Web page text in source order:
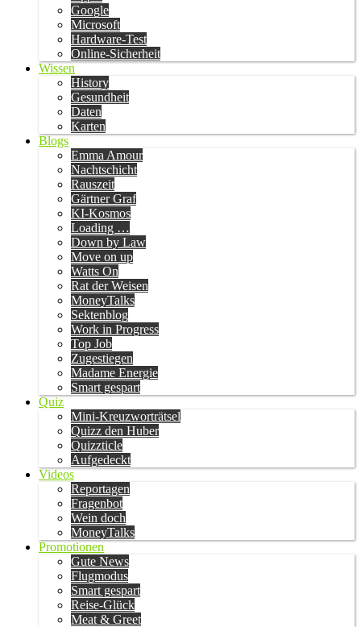
Google
Microsoft
Hardware-Test
Online-Sicherheit
Wissen
History
Gesundheit
Daten
Karten
Blogs
Emma Amour
Nachtschicht
Rauszeit
Gärtner Graf
KI-Kosmos
Loading …
Down by Law
Move on up
Watts On
Rat der Weisen
MoneyTalks
Sektenblog
Work in Progress
Top Job
Zugestiegen
Madame Energie
Smart gespart
Quiz
Mini-Kreuzworträtsel
Quizz den Huber
Quizzticle
Aufgedeckt
Videos
Reportagen
Fragenbot
Wein doch
MoneyTalks
Promotionen
Gute News
Flugmodus
Smart gespart
Reise-Glück
Meat & Greet